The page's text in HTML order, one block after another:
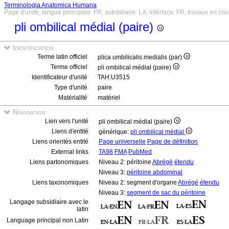
Terminologia Anatomica Humana
Page d'unité, langue principale: FR, subsidiaire: LA, interface: FR, travaux en
pli ombilical médial (paire)
Identification
Terme latin officiel
plica umbilicalis medialis (par)
Terme officiel
pli ombilical médial (paire)
Identificateur d'unité
TAH:U3515
Type d'unité
paire
Matérialité
matériel
Navigation
Lien vers l'unité
pli ombilical médial (paire)
Liens d'entité
générique: pli ombilical médial
Liens orientés entité
Page universelle Page de définition
External links
TA98 FMA PubMed
Liens partonomiques
Niveau 2: péritoine Abrégé étendu
Niveau 3: péritoine abdominal
Liens taxonomiques
Niveau 2: segment d'organe Abrégé étendu
Niveau 3: segment de sac du péritoine
Langage subsidiaire avec le
latin
Language principal non Latin